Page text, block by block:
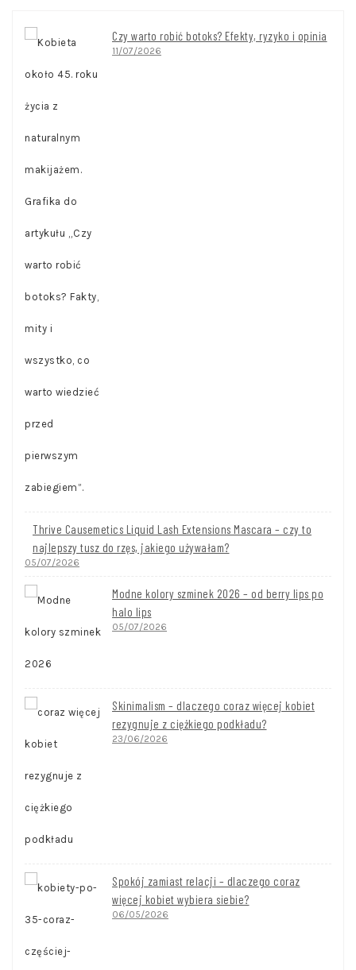
Czy warto robić botoks? Efekty, ryzyko i opinia
11/07/2026
Thrive Causemetics Liquid Lash Extensions Mascara – czy to
najlepszy tusz do rzęs, jakiego używałam?
05/07/2026
Modne kolory szminek 2026 – od berry lips po
halo lips
05/07/2026
Skinimalism – dlaczego coraz więcej kobiet
rezygnuje z ciężkiego podkładu?
23/06/2026
Spokój zamiast relacji – dlaczego coraz
więcej kobiet wybiera siebie?
06/05/2026